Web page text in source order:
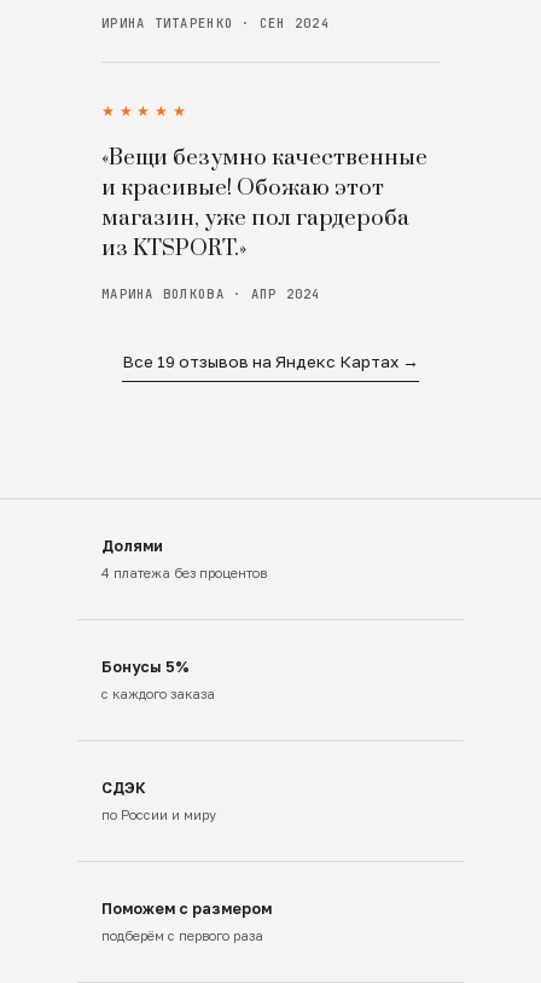
ИРИНА ТИТАРЕНКО · СЕН 2024
★★★★★
«Вещи безумно качественные
и красивые! Обожаю этот
магазин, уже пол гардероба
из KTSPORT.»
МАРИНА ВОЛКОВА · АПР 2024
Все 19 отзывов на Яндекс Картах →
Долями
4 платежа без процентов
Бонусы 5%
с каждого заказа
СДЭК
по России и миру
Поможем с размером
подберём с первого раза